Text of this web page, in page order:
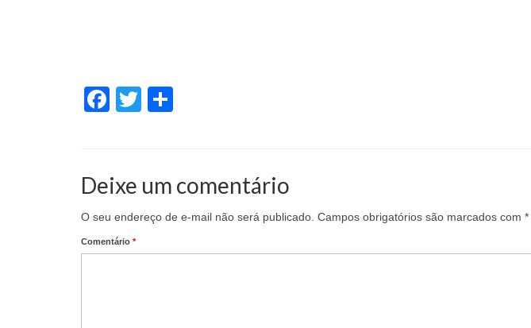
Facebook
Twitter
Deixe um comentário
O seu endereço de e-mail não será publicado. Campos obrigatórios são marcados com *
Comentário *